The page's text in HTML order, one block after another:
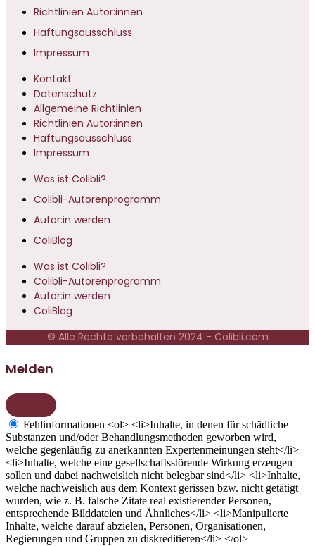
Richtlinien Autor:innen
Haftungsausschluss
Impressum
Kontakt
Datenschutz
Allgemeine Richtlinien
Richtlinien Autor:innen
Haftungsausschluss
Impressum
Was ist Colibli?
Colibli-Autorenprogramm
Autor:in werden
ColiBlog
Was ist Colibli?
Colibli-Autorenprogramm
Autor:in werden
ColiBlog
© Alle Rechte vorbehalten 2024 - Colibli.com
Melden
Fehlinformationen <ol> <li>Inhalte, in denen für schädliche
Substanzen und/oder Behandlungsmethoden geworben wird,
welche gegenläufig zu anerkannten Expertenmeinungen steht</li>
<li>Inhalte, welche eine gesellschaftsstörende Wirkung erzeugen
sollen und dabei nachweislich nicht belegbar sind</li> <li>Inhalte,
welche nachweislich aus dem Kontext gerissen bzw. nicht getätigt
wurden, wie z. B. falsche Zitate real existierender Personen,
entsprechende Bilddateien und Ähnliches</li> <li>Manipulierte
Inhalte, welche darauf abzielen, Personen, Organisationen,
Regierungen und Gruppen zu diskreditieren</li> </ol>